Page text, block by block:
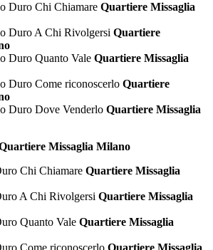
Duro Chi Chiamare Quartiere Missaglia
Duro A Chi Rivolgersi Quartiere
Duro Quanto Vale Quartiere Missaglia
Duro Come riconoscerlo Quartiere
Duro Dove Venderlo Quartiere Missaglia
Missaglia Milano
Chi Chiamare Quartiere Missaglia
A Chi Rivolgersi Quartiere Missaglia
Quanto Vale Quartiere Missaglia
Come riconoscerlo Quartiere Missaglia